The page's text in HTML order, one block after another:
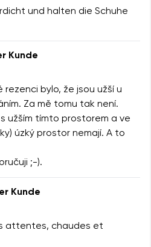
und halten die Schuhe
Kunde
rezenci bylo, že jsou užší u
Za mě tomu tak není.
užším tímto prostorem a ve
úzký prostor nemají. A to
;-).
Kunde
attentes, chaudes et